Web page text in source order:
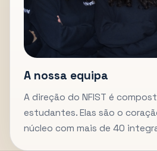
A nossa equipa
A direção do NFIST é
estudantes. Elas são o
núcleo com mais de 40